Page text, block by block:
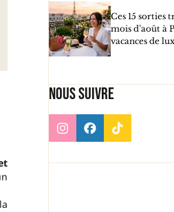
Ces 15 sorties
mois d’août à
vacances de
Nous suivre